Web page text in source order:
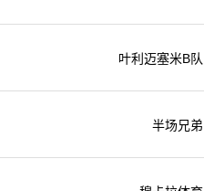
叶利迈塞米B队
半场兄弟